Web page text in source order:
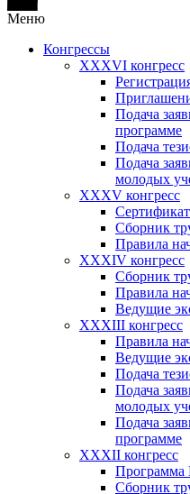
Меню
Конгрессы
XXXVI конгресс
Подача
программе
Подача
Подача
молодых
XXXV конгресс
Сборник
Правила
XXXIV конгресс
Сборник
Правила
Ведущие
XXXIII конгресс
Правила
Ведущие
Подача
Подача
молодых
Подача
программе
XXXII конгресс
Программа
Сборник